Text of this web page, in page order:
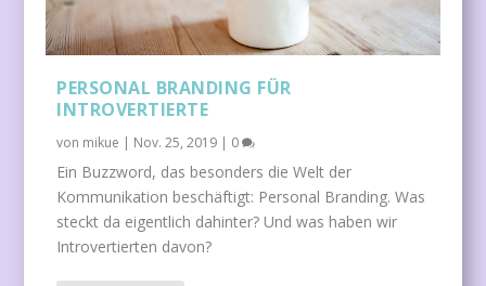
PERSONAL BRANDING FÜR
INTROVERTIERTE
von mikue | Nov. 25, 2019 | 0
Ein Buzzword, das besonders die Welt der
Kommunikation beschäftigt: Personal Branding. Was
steckt da eigentlich dahinter? Und was haben wir
Introvertierten davon?